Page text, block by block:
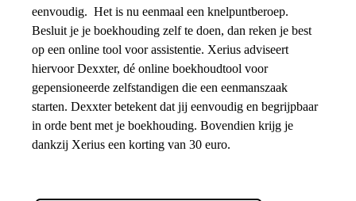
eenvoudig. Het is nu eenmaal een knelpuntberoep.
Besluit je je boekhouding zelf te doen, dan reken je best
op een online tool voor assistentie. Xerius adviseert
hiervoor Dexxter, dé online boekhoudtool voor
gepensioneerde zelfstandigen die een eenmanszaak
starten. Dexxter betekent dat jij eenvoudig en begrijpbaar
in orde bent met je boekhouding. Bovendien krijg je
dankzij Xerius een korting van 30 euro.